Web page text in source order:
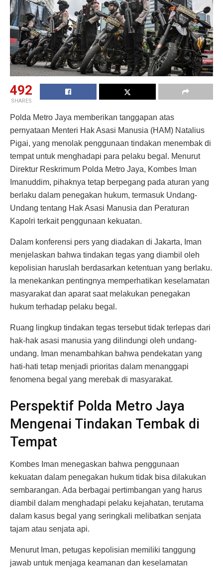
492
SHARES
Polda Metro Jaya memberikan tanggapan atas
pernyataan Menteri Hak Asasi Manusia (HAM) Natalius
Pigai, yang menolak penggunaan tindakan menembak di
tempat untuk menghadapi para pelaku begal. Menurut
Direktur Reskrimum Polda Metro Jaya, Kombes Iman
Imanuddim, pihaknya tetap berpegang pada aturan yang
berlaku dalam penegakan hukum, termasuk Undang-
Undang tentang Hak Asasi Manusia dan Peraturan
Kapolri terkait penggunaan kekuatan.
Dalam konferensi pers yang diadakan di Jakarta, Iman
menjelaskan bahwa tindakan tegas yang diambil oleh
kepolisian haruslah berdasarkan ketentuan yang berlaku.
Ia menekankan pentingnya memperhatikan keselamatan
masyarakat dan aparat saat melakukan penegakan
hukum terhadap pelaku begal.
Ruang lingkup tindakan tegas tersebut tidak terlepas dari
hak-hak asasi manusia yang dilindungi oleh undang-
undang. Iman menambahkan bahwa pendekatan yang
hati-hati tetap menjadi prioritas dalam menanggapi
fenomena begal yang merebak di masyarakat.
Perspektif Polda Metro Jaya
Mengenai Tindakan Tembak di
Tempat
Kombes Iman menegaskan bahwa penggunaan
kekuatan dalam penegakan hukum tidak bisa dilakukan
sembarangan. Ada berbagai pertimbangan yang harus
diambil dalam menghadapi pelaku kejahatan, terutama
dalam kasus begal yang seringkali melibatkan senjata
tajam atau senjata api.
Menurut Iman, petugas kepolisian memiliki tanggung
jawab untuk menjaga keamanan dan keselamatan